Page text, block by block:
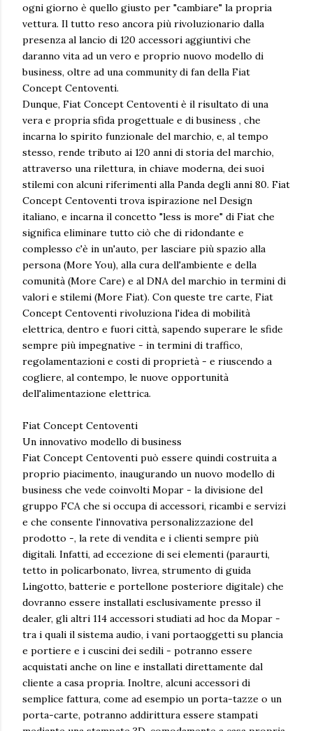
ogni giorno è quello giusto per "cambiare" la propria
vettura. Il tutto reso ancora più rivoluzionario dalla
presenza al lancio di 120 accessori aggiuntivi che
daranno vita ad un vero e proprio nuovo modello di
business, oltre ad una community di fan della Fiat
Concept Centoventi.
Dunque, Fiat Concept Centoventi è il risultato di una
vera e propria sfida progettuale e di business , che
incarna lo spirito funzionale del marchio, e, al tempo
stesso, rende tributo ai 120 anni di storia del marchio,
attraverso una rilettura, in chiave moderna, dei suoi
stilemi con alcuni riferimenti alla Panda degli anni 80. Fiat
Concept Centoventi trova ispirazione nel Design
italiano, e incarna il concetto "less is more" di Fiat che
significa eliminare tutto ciò che di ridondante e
complesso c'è in un'auto, per lasciare più spazio alla
persona (More You), alla cura dell'ambiente e della
comunità (More Care) e al DNA del marchio in termini di
valori e stilemi (More Fiat). Con queste tre carte, Fiat
Concept Centoventi rivoluziona l'idea di mobilità
elettrica, dentro e fuori città, sapendo superare le sfide
sempre più impegnative - in termini di traffico,
regolamentazioni e costi di proprietà - e riuscendo a
cogliere, al contempo, le nuove opportunità
dell'alimentazione elettrica.
Fiat Concept Centoventi
Un innovativo modello di business
Fiat Concept Centoventi può essere quindi costruita a
proprio piacimento, inaugurando un nuovo modello di
business che vede coinvolti Mopar - la divisione del
gruppo FCA che si occupa di accessori, ricambi e servizi
e che consente l'innovativa personalizzazione del
prodotto -, la rete di vendita e i clienti sempre più
digitali. Infatti, ad eccezione di sei elementi (paraurti,
tetto in policarbonato, livrea, strumento di guida
Lingotto, batterie e portellone posteriore digitale) che
dovranno essere installati esclusivamente presso il
dealer, gli altri 114 accessori studiati ad hoc da Mopar -
tra i quali il sistema audio, i vani portaoggetti su plancia
e portiere e i cuscini dei sedili - potranno essere
acquistati anche on line e installati direttamente dal
cliente a casa propria. Inoltre, alcuni accessori di
semplice fattura, come ad esempio un porta-tazze o un
porta-carte, potranno addirittura essere stampati